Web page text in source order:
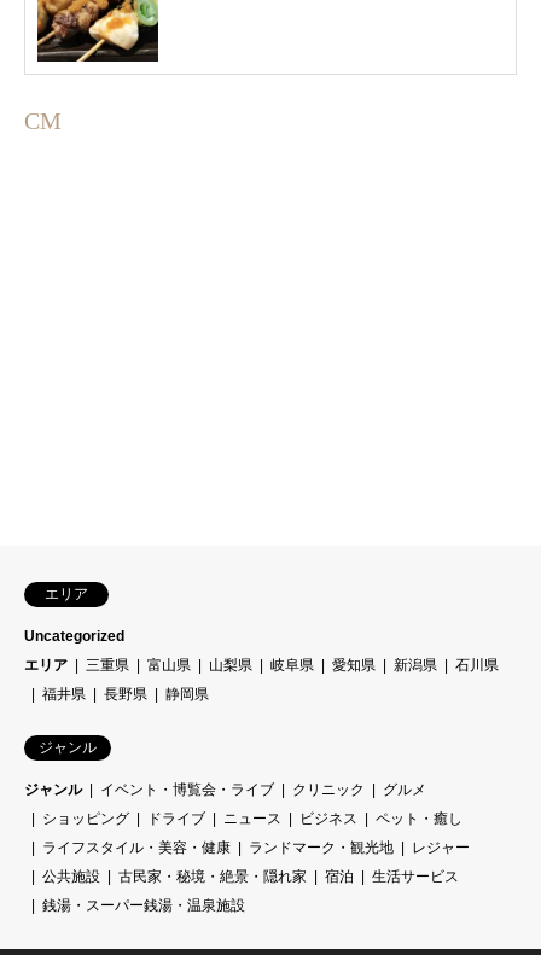
CM
エリア
Uncategorized
エリア
三重県 富山県 山梨県 岐阜県 愛知県 新潟県
石川県
福井県
長野県 静岡県
ジャンル
ジャンル イベント・博覧会・ライブ クリニック
グルメ
ショッピング
ドライブ ニュース ビジネス
ペット・癒し
ライフスタイル・美容・健康
ランドマーク・観光地
レジャー
公共施設
古民家・秘境・絶景・隠れ家 宿泊
生活サービス
銭湯・スーパー銭湯・温泉施設